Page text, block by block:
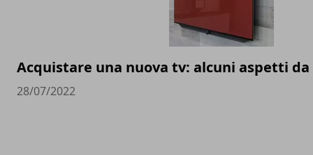
Acquistare una nuova tv: alcuni aspetti
28/07/2022